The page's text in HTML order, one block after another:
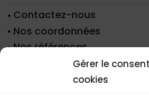
Gérer le
cookies
Contactez-nous
Nos coordonnées
Nos références
Recrutement
Conditions de location